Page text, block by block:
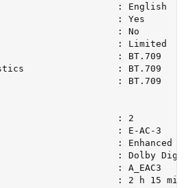
: English
: Yes
: No
: Limited
: BT.709
: BT.709
: BT.709
: 2
: E-AC-3
: Enhanced
: Dolby
: A_EAC3
: 2 h 15 min